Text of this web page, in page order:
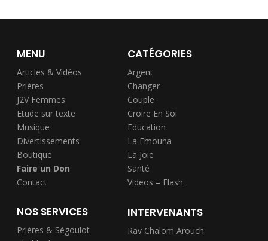
MENU
Articles & Vidéos
Prières
J2V Femmes
Etude sur texte
Musique
Divertissements
Boutique
Faire un Don
Contact
CATÉGORIES
Argent
Changer
Couple
Croire En Soi
Education
La Emouna
La Joie
Santé
Videos – Flash
NOS SERVICES
Prières & Ségoulot
INTERVENANTS
Rav Chalom Arouch